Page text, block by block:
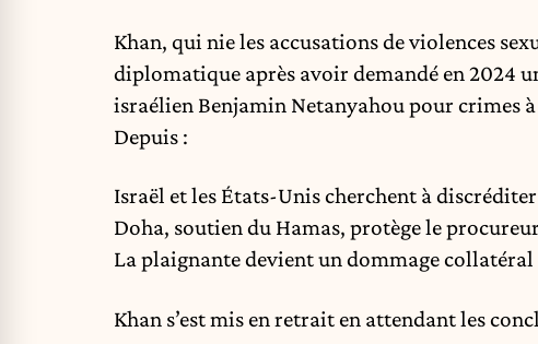
Khan, qui nie les accusations de violences
diplomatique après avoir demandé en 2024
israélien Benjamin Netanyahou pour crimes à
Depuis :
Israël et les États-Unis cherchent à
Doha, soutien du Hamas, protège le
La plaignante devient un dommage collatéral
Khan s’est mis en retrait en attendant les